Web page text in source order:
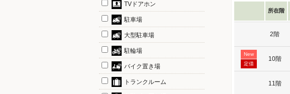
所在階
2階
New
定借
10階
11階
TVドアホン
駐車場
大型駐車場
駐輪場
バイク置き場
トランクルーム